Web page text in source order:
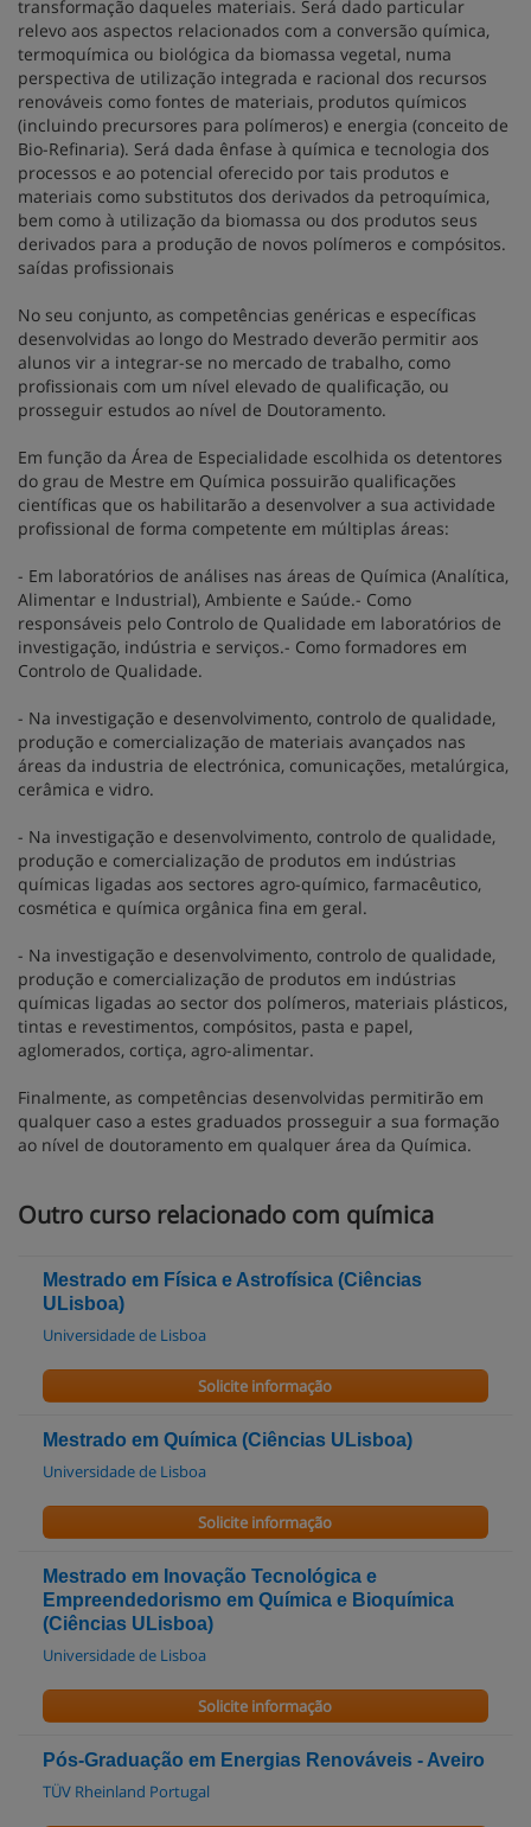
transformação daqueles materiais. Será dado particular
relevo aos aspectos relacionados com a conversão química,
termoquímica ou biológica da biomassa vegetal, numa
perspectiva de utilização integrada e racional dos recursos
renováveis como fontes de materiais, produtos químicos
(incluindo precursores para polímeros) e energia (conceito de
Bio-Refinaria). Será dada ênfase à química e tecnologia dos
processos e ao potencial oferecido por tais produtos e
materiais como substitutos dos derivados da petroquímica,
bem como à utilização da biomassa ou dos produtos seus
derivados para a produção de novos polímeros e compósitos.
saídas profissionais
No seu conjunto, as competências genéricas e específicas
desenvolvidas ao longo do Mestrado deverão permitir aos
alunos vir a integrar-se no mercado de trabalho, como
profissionais com um nível elevado de qualificação, ou
prosseguir estudos ao nível de Doutoramento.
Em função da Área de Especialidade escolhida os detentores
do grau de Mestre em Química possuirão qualificações
científicas que os habilitarão a desenvolver a sua actividade
profissional de forma competente em múltiplas áreas:
- Em laboratórios de análises nas áreas de Química (Analítica,
Alimentar e Industrial), Ambiente e Saúde.- Como
responsáveis pelo Controlo de Qualidade em laboratórios de
investigação, indústria e serviços.- Como formadores em
Controlo de Qualidade.
- Na investigação e desenvolvimento, controlo de qualidade,
produção e comercialização de materiais avançados nas
áreas da industria de electrónica, comunicações, metalúrgica,
cerâmica e vidro.
- Na investigação e desenvolvimento, controlo de qualidade,
produção e comercialização de produtos em indústrias
químicas ligadas aos sectores agro-químico, farmacêutico,
cosmética e química orgânica fina em geral.
- Na investigação e desenvolvimento, controlo de qualidade,
produção e comercialização de produtos em indústrias
químicas ligadas ao sector dos polímeros, materiais plásticos,
tintas e revestimentos, compósitos, pasta e papel,
aglomerados, cortiça, agro-alimentar.
Finalmente, as competências desenvolvidas permitirão em
qualquer caso a estes graduados prosseguir a sua formação
ao nível de doutoramento em qualquer área da Química.
Outro curso relacionado com química
Mestrado em Física e Astrofísica (Ciências
ULisboa)
Universidade de Lisboa
Solicite informação
Mestrado em Química (Ciências ULisboa)
Universidade de Lisboa
Solicite informação
Mestrado em Inovação Tecnológica e
Empreendedorismo em Química e Bioquímica
(Ciências ULisboa)
Universidade de Lisboa
Solicite informação
Pós-Graduação em Energias Renováveis - Aveiro
TÜV Rheinland Portugal